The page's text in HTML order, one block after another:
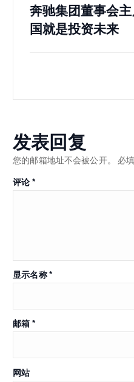
奔驰集团董事会
国就是投资未来
发表回复
您的邮箱地址不会被公开。 必
评论*
显示名称*
邮箱*
网站